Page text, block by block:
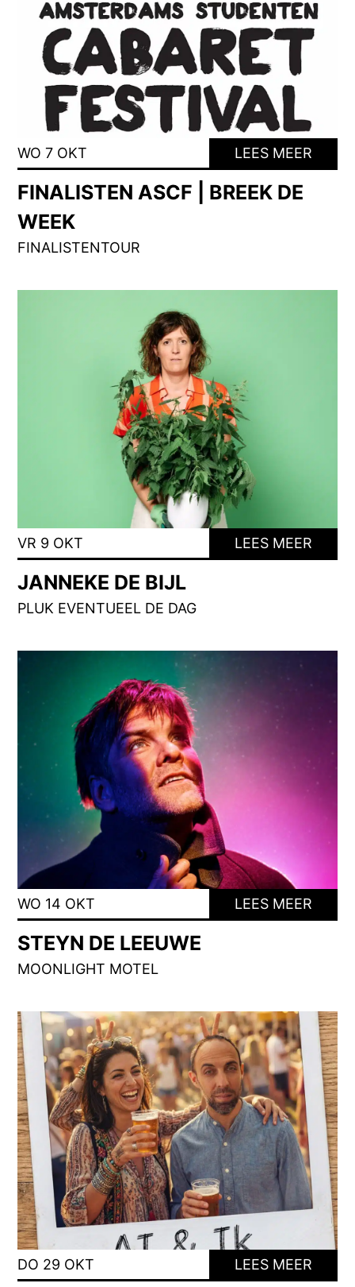
WO 7 OKT LEES MEER
FINALISTEN ASCF | BREEK DE
WEEK
FINALISTENTOUR
VR 9 OKT LEES MEER
JANNEKE DE BIJL
PLUK EVENTUEEL DE DAG
WO 14 OKT LEES MEER
STEYN DE LEEUWE
MOONLIGHT MOTEL
DO 29 OKT LEES MEER